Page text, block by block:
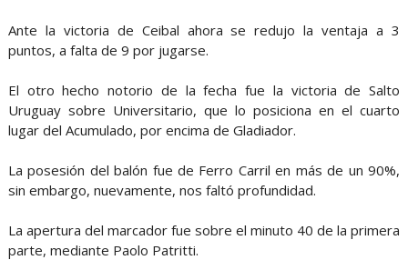
Ante la victoria de Ceibal ahora se redujo la ventaja a 3
puntos, a falta de 9 por jugarse.
El otro hecho notorio de la fecha fue la victoria de Salto
Uruguay sobre Universitario, que lo posiciona en el cuarto
lugar del Acumulado, por encima de Gladiador.
La posesión del balón fue de Ferro Carril en más de un 90%,
sin embargo, nuevamente, nos faltó profundidad.
La apertura del marcador fue sobre el minuto 40 de la primera
parte, mediante Paolo Patritti.